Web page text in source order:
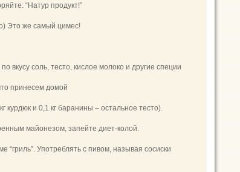
“Натур продукт!”
Это же самый цимес!
вкусу соль, тесто, кислое молоко и другие специи
принесем домой
курдюк и 0,1 кг баранины – остальное тесто).
майонезом, запейте диет-колой.
Употреблять с пивом, называя сосиски